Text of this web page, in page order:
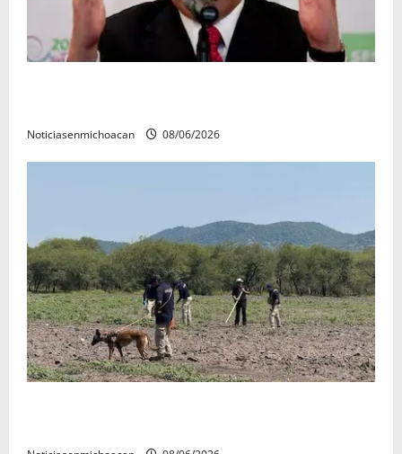
Noticiasenmichoacan 08/06/2026